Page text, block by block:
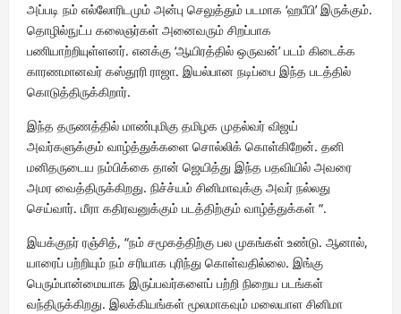
அப்படி நம் எல்லோரிடமும் அன்பு செலுத்தும் படமாக ‘ஹபீபி’ இருக்கும்.
தொழில்நுட்ப கலைஞர்கள் அனைவரும் சிறப்பாக
பணியாற்றியுள்ளனர். எனக்கு ‘ஆயிரத்தில் ஒருவன்’ படம் கிடைக்க
காரணமானவர் கஸ்தூரி ராஜா. இயல்பான நடிப்பை இந்த படத்தில்
கொடுத்திருக்கிறார்.
இந்த தருணத்தில் மாண்புமிகு தமிழக முதல்வர் விஜய்
அவர்களுக்கும் வாழ்த்துக்களை சொல்லிக் கொள்கிறேன். தனி
மனிதருடைய நம்பிக்கை தான் ஜெயித்து இந்த பதவியில் அவரை
அமர வைத்திருக்கிறது. நிச்ச்யம் சினிமாவுக்கு அவர் நல்லது
செய்வார். மீரா கதிரவனுக்கும் படத்திற்கும் வாழ்த்துக்கள் “.
இயக்குநர் ரஞ்சித், “நம் சமூகத்திற்கு பல முகங்கள் உண்டு. ஆனால்,
யாரைப் பற்றியும் நம் சரியாக புரிந்து கொள்வதில்லை. இங்கு
பெரும்பான்மையாக இருப்பவர்களைப் பற்றி நிறைய படங்கள்
வந்திருக்கிறது. இலக்கியங்கள் மூலமாகவும் மலையாள சினிமா